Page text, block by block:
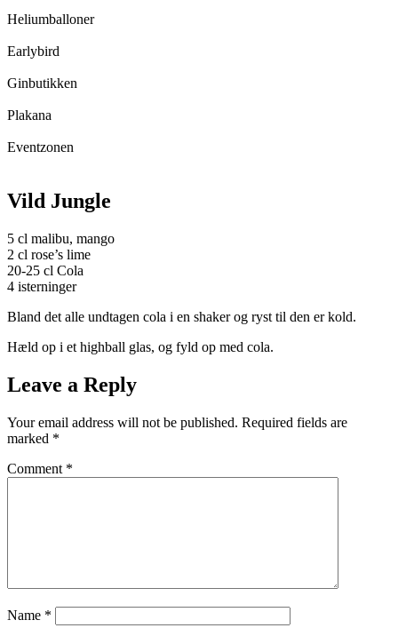
Heliumballoner
Earlybird
Ginbutikken
Plakana
Eventzonen
Vild Jungle
5 cl malibu, mango
2 cl rose’s lime
20-25 cl Cola
4 isterninger
Bland det alle undtagen cola i en shaker og ryst til den er kold.
Hæld op i et highball glas, og fyld op med cola.
Leave a Reply
Your email address will not be published. Required fields are
marked *
Comment *
Name *